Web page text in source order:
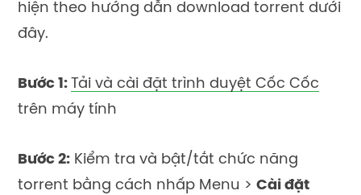
hiện theo hướng dẫn download torrent dưới
đây.
Bước 1: Tải và cài đặt trình duyệt Cốc Cốc
trên máy tính
Bước 2: Kiểm tra và bật/tắt chức năng
torrent bằng cách nhấp Menu > Cài đặt